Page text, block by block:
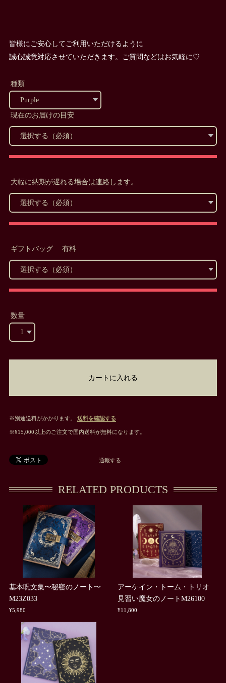
皆様にご安心してご利用いただけるように
誠心誠意対応させていただきます。ご質問などはお気軽に♡
種類
現在のお届けの目安
大幅に納期が遅れる場合は連絡します。
ギフトバッグ 有料
数量
カートに入れる
※別途送料がかかります。 送料を確認する
※¥15,000以上のご注文で国内送料が無料になります。
通報する
RELATED PRODUCTS
基本呪文集〜秘密のノート〜
M23Z033
¥5,980
アーケイン・トーム・トリオ
見習い魔女のノートM26100
¥11,800